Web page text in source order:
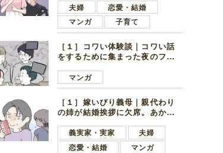
子学生
夫婦
恋愛・結婚
マンガ
子育て
［１］コワい体験談｜コワい話
をするために集まった夜のファ
好きの男の子ママ
マンガ
［１］嫁いびり義母｜親代わり
の姉が結婚挨拶に欠席。あから
義実家・実家
夫婦
恋愛・結婚
マンガ